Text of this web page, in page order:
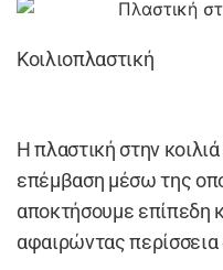
Κοιλιοπλαστική
Η πλαστική στην
επέμβαση μέσω της
αποκτήσουμε επίπεδη
αφαιρώντας περίσσεια